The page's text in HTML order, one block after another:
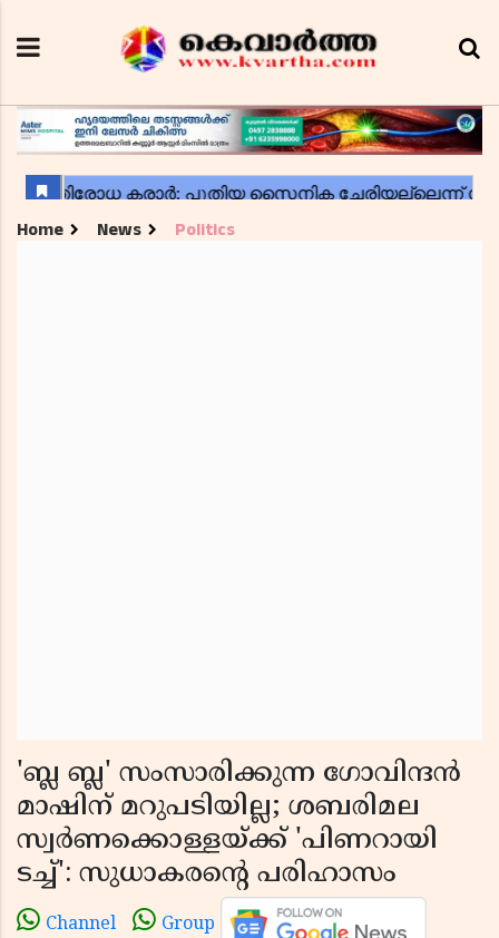
Home News Politics
'ബ്ല ബ്ല' സംസാരിക്കുന്ന ഗോവിന്ദൻ
മാഷിന് മറുപടിയില്ല; ശബരിമല
സ്വർണക്കൊള്ളയ്ക്ക് 'പിണറായി
ടച്ച്': സുധാകരന്റെ പരിഹാസം
Channel Group